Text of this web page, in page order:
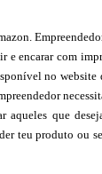
e encarar com
no website
aqueles que
teu produto ou